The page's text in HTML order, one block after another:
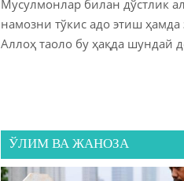
Мусулмонлар билан дўстлик
намозни тўкис адо этиш ҳамда
Аллоҳ таоло бу ҳақда шундай
ЎЛИМ ВА ЖАНОЗА